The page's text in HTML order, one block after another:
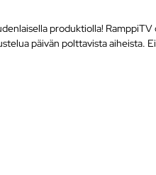
produktiolla!
päivän polttavista aiheista.